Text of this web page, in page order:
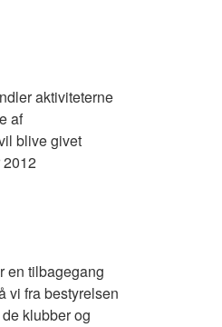
aktiviteterne
af
blive givet
2012
en tilbagegang
vi fra bestyrelsen
klubber og